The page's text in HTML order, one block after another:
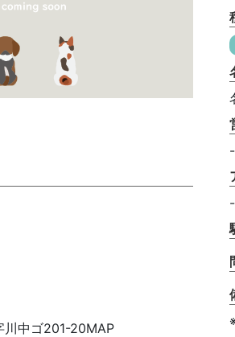
-
川中ゴ201-20MAP
-